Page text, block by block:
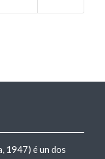
1947) é un dos